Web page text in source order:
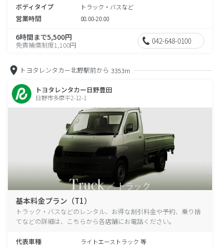
ボディタイプ トラック・バスなど
営業時間 08:00-20:00
6時間まで5,500円
免責補償制度1,100円 042-648-0100
トヨタレンタカー北野駅前から 3353m
トヨタレンタカー日野豊田
日野市多摩平2-12-1
基本料金プラン（T1）
トラック・バスなどのレンタル、お得な割引料金や予約、乗り捨
てなどの詳細は、こちらから各店舗にお電話ください。
代表車種 ライトエーストラック 等